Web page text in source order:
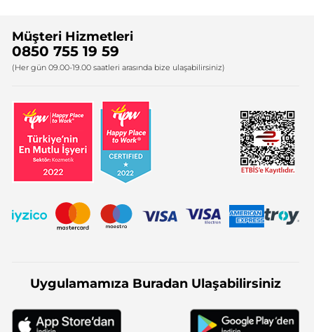
Bize Ulaşın
Firma Bilgileri
Müşteri Hizmetleri
0850 755 19 59
(Her gün 09.00-19.00 saatleri arasında bize ulaşabilirsiniz)
Uygulamamıza Buradan Ulaşabilirsiniz